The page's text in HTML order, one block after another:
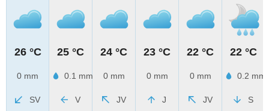
26 °C
0 mm
SV
25 °C
0.1 mm
V
24 °C
0 mm
JV
23 °C
0 mm
J
22 °C
0 mm
JV
22 °C
0.2 mm
S